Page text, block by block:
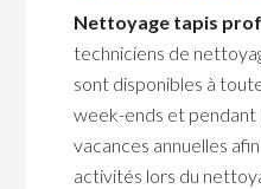
Nettoyage tapis
techniciens de
sont disponibles à
week-ends et pendant
vacances annuelles
activités lors du